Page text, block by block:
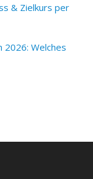
& Zielkurs per
2026: Welches